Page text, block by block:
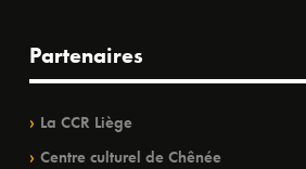
Partenaires
La CCR Liège
Centre culturel de Chênée